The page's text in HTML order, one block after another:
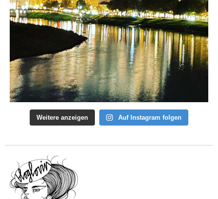
Weitere anzeigen Auf Instagram folgen